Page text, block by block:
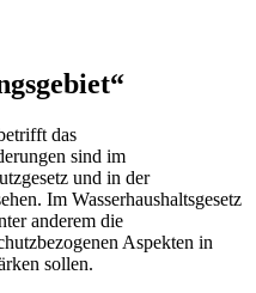
das
sind im
und in der
Im Wasserhaushaltsgesetz
anderem die
Aspekten in
sollen.